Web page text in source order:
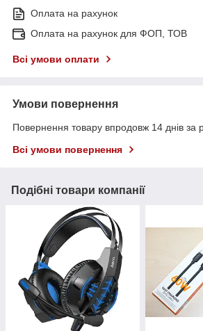
Оплата на рахунок
Оплата на рахунок для ФОП, ТОВ
Всі умови оплати
Умови повернення
Повернення товару впродовж 14 днів за
Всі умови повернення
Подібні товари компанії